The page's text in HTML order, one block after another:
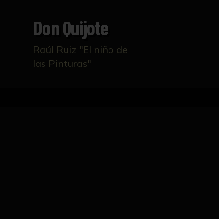
Don Quijote
Raúl Ruiz "El niño de
las Pinturas"